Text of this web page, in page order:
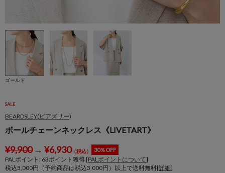
ゴールド
SALE
BEARDSLEY(ビアズリー)
ボールチェーンネックレス《LIVETART》
¥9,900→ ¥6,930（税込） 30％OFF
PALポイント: 63ポイント獲得 [PALポイントについて]
税込5,000円（予約商品は税込3,000円）以上で送料無料[詳細]